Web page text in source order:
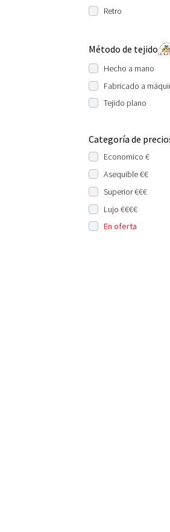
Retro
Método de tejido
Hecho a mano
Fabricado a
Tejido plano
Categoría de
Economico €
Asequible €€
Superior €€€
Lujo €€€€
En oferta